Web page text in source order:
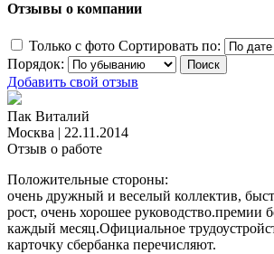
Отзывы о компании
Только с фото Сортировать по:
Порядок:
Добавить свой отзыв
Пак Виталий
Москва | 22.11.2014
Отзыв о работе
Положительные стороны:
очень дружный и веселый коллектив,
рост, очень хорошее руководство.премии
каждый месяц.Официальное
карточку сбербанка перечисляют.